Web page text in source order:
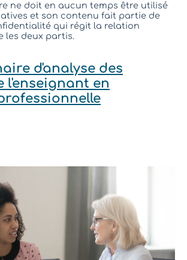
ne doit en aucun temps être utilisé
et son contenu fait partie de
qui régit la relation
les deux partis.
d'analyse des
l'enseignant en